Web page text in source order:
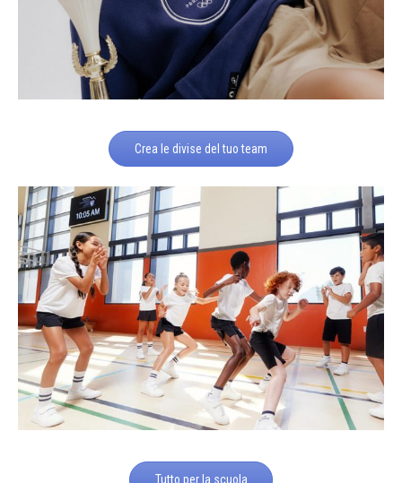
Crea le divise del tuo team
Tutto per la scuola